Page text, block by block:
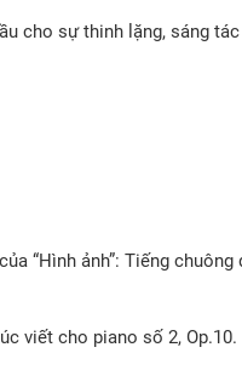
cho sự thinh lặng, sáng
“Hình ảnh”: Tiếng
viết cho piano số 2, Op.10.